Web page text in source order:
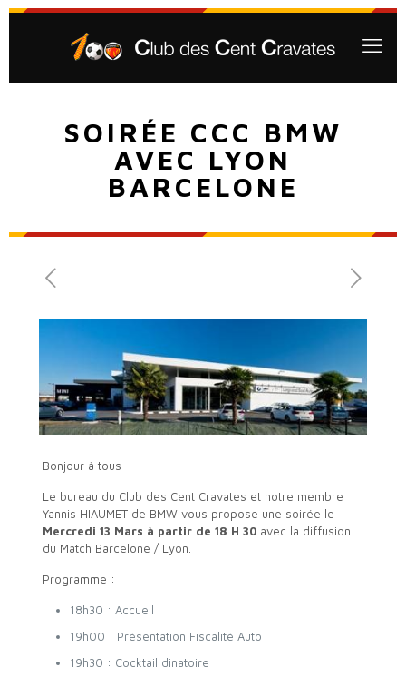
SOIRÉE CCC BMW
AVEC LYON
BARCELONE
Bonjour à tous
Le bureau du Club des Cent Cravates et notre membre
Yannis HIAUMET de BMW vous propose une soirée le
Mercredi 13 Mars à partir de 18 H 30avec la diffusion
du Match Barcelone / Lyon.
Programme :
18h30 : Accueil
19h00 : Présentation Fiscalité Auto
19h30 : Cocktail dinatoire